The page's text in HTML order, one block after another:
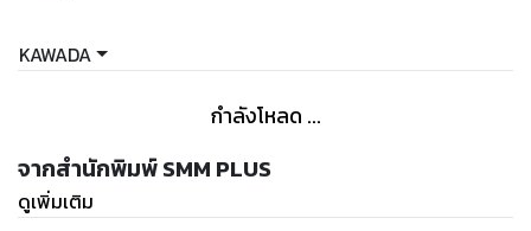
KAWADA
กำลังโหลด ...
จากสำนักพิมพ์ SMM PLUS
ดูเพิ่มเติม